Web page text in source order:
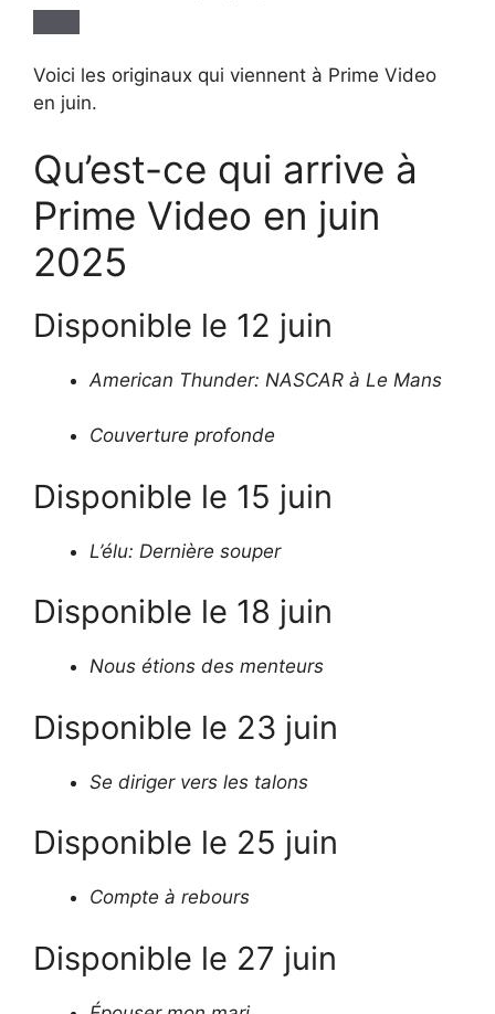
Voici les originaux qui viennent à Prime Video
en juin.
Qu’est-ce qui arrive à
Prime Video en juin
2025
Disponible le 12 juin
American Thunder: NASCAR à Le Mans
Couverture profonde
Disponible le 15 juin
L’élu: Dernière souper
Disponible le 18 juin
Nous étions des menteurs
Disponible le 23 juin
Se diriger vers les talons
Disponible le 25 juin
Compte à rebours
Disponible le 27 juin